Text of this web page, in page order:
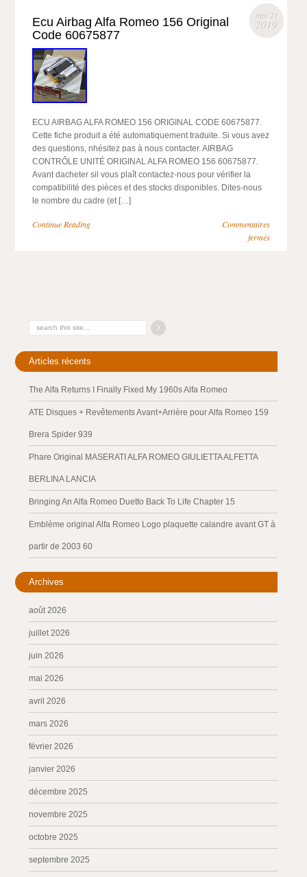
mai 21
2019
Ecu Airbag Alfa Romeo 156 Original
Code 60675877
ECU AIRBAG ALFA ROMEO 156 ORIGINAL CODE 60675877.
Cette fiche produit a été automatiquement traduite. Si vous avez
des questions, nhésitez pas à nous contacter. AIRBAG
CONTRÔLE UNITÉ ORIGINAL ALFA ROMEO 156 60675877.
Avant dacheter sil vous plaît contactez-nous pour vérifier la
compatibilité des pièces et des stocks disponibles. Dites-nous
le nombre du cadre (et […]
Continue Reading
Commentaires
fermés
Articles récents
The Alfa Returns I Finally Fixed My 1960s Alfa Romeo
ATE Disques + Revêtements Avant+Arrière pour Alfa Romeo 159
Brera Spider 939
Phare Original MASERATI ALFA ROMEO GIULIETTA ALFETTA
BERLINA LANCIA
Bringing An Alfa Romeo Duetto Back To Life Chapter 15
Emblème original Alfa Romeo Logo plaquette calandre avant GT à
partir de 2003 60
Archives
août 2026
juillet 2026
juin 2026
mai 2026
avril 2026
mars 2026
février 2026
janvier 2026
décembre 2025
novembre 2025
octobre 2025
septembre 2025